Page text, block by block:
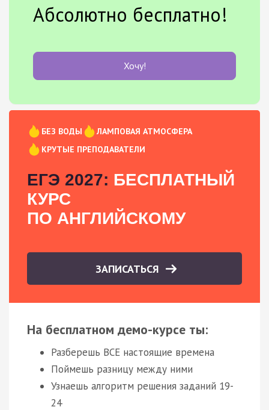
Абсолютно бесплатно!
Хочу!
БЕЗ ВОДЫ
ЛАМПОВАЯ АТМОСФЕРА
КРУТЫЕ ПРЕПОДАВАТЕЛИ
ЕГЭ 2027: БЕСПЛАТНЫЙ
КУРС
ПО АНГЛИЙСКОМУ
ЗАПИСАТЬСЯ
На бесплатном демо-курсе ты:
Разберешь ВСЕ настоящие времена
Поймешь разницу между ними
Узнаешь алгоритм решения заданий 19-
24